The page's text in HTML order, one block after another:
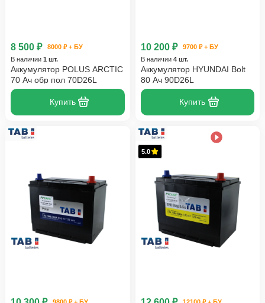
8 500 ₽
8000 ₽ + БУ
В наличии 1 шт.
Аккумулятор POLUS ARCTIC
70 Ач обр пол 70D26L
Купить
10 200 ₽
9700 ₽ + БУ
В наличии 4 шт.
Аккумулятор HYUNDAI Bolt
80 Ач 90D26L
Купить
5.0